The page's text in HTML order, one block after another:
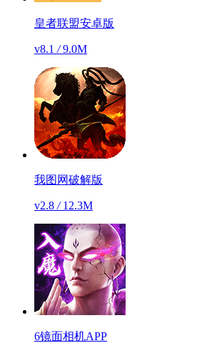
皇者联盟安卓版
v8.1 /9.0M
我图网破解版
v2.8 /12.3M
6镜面相机APP